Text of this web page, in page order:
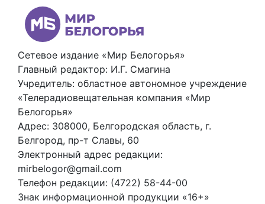
Сетевое издание «Мир Белогорья»
Главный редактор: И.Г. Смагина
Учредитель: областное автономное учреждение
«Телерадиовещательная компания «Мир
Белогорья»
Адрес: 308000, Белгородская область, г.
Белгород, пр-т Славы, 60
Электронный адрес редакции:
mirbelogor@gmail.com
Телефон редакции: (4722) 58-44-00
Знак информационной продукции «16+»